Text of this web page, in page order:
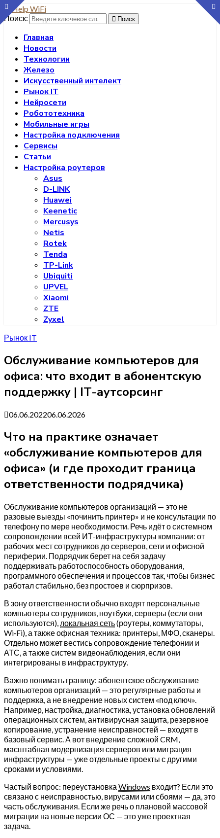
Поиск: Поиск
Главная
Новости
Технологии
Железо
Искусственный интелект
Рынок IT
Нейросети
Робототехника
Мобильные игры
Настройка подключения
Сервисы
Статьи
Настройка роутеров
Asus
D-LINK
Huawei
Keenetic
Mercusys
Netis
Rotek
Tenda
TP-Link
Ubiquiti
UPVEL
Xiaomi
ZTE
Zyxel
Рынок IT
Обслуживание компьютеров для
офиса: что входит в абонентскую
поддержку | IT-аутсорсинг
06.06.202206.06.2026
Что на практике означает
«обслуживание компьютеров для
офиса» (и где проходит граница
ответственности подрядчика)
Обслуживание компьютеров организаций — это не
разовые выезды «починить принтер» и не консультации по
телефону по мере необходимости. Речь идёт о системном
сопровождении всей ИТ-инфраструктуры компании: от
рабочих мест сотрудников до серверов, сети и офисной
периферии. Подрядчик берет на себя задачу
поддерживать работоспособность оборудования,
программного обеспечения и процессов так, чтобы бизнес
работал стабильно, без простоев и сюрпризов.
В зону ответственности обычно входят персональные
компьютеры сотрудников, ноутбуки, серверы (если они
используются), локальная сеть(роутеры, коммутаторы,
Wi‑Fi), а также офисная техника: принтеры, МФО, сканеры.
Отдельно может вестись сопровождение телефонии и
АТС, а также систем видеонаблюдения, если они
интегрированы в инфраструктуру.
Важно понимать границу: абонентское обслуживание
компьютеров организаций — это регулярные работы и
поддержка, а не внедрение новых систем «под ключ».
Например, настройка, диагностика, установка обновлений
операционных систем, антивирусная защита, резервное
копирование, устранение неисправностей — входят в
базовый сервис. А вот внедрение сложной CRM,
масштабная модернизация серверов или миграция
инфраструктуры — уже отдельные проекты с другими
сроками и условиями.
Частый вопрос: переустановка Windows входит? Если это
связано с неисправностью, вирусами или сбоями — да, это
часть обслуживания. Если же речь о плановой массовой
миграции на новые версии ОС — это уже проектная
задача.